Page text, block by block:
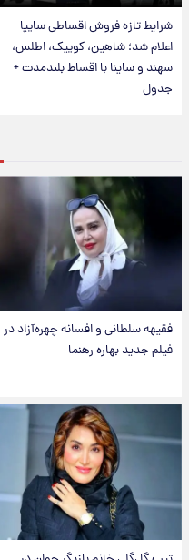
شرایط تازه فروش اقساطی سایپا
اعلام شد؛ شاهین، کوییک، اطلس،
سهند و ساینا با اقساط بلندمدت +
جدول
فقیهه سلطانی و افسانه چهره‌آزاد در
فیلم جدید بهاره رهنما